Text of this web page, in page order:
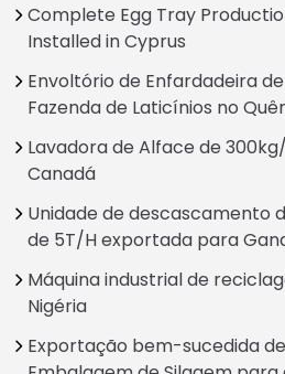
Complete Egg Tray
Installed in Cyprus
Envoltório de Enfardadeira
Fazenda de Laticínios no
Lavadora de Alface de
Canadá
Unidade de descascamento
de 5T/H exportada para
Máquina industrial de
Nigéria
Exportação bem-sucedida